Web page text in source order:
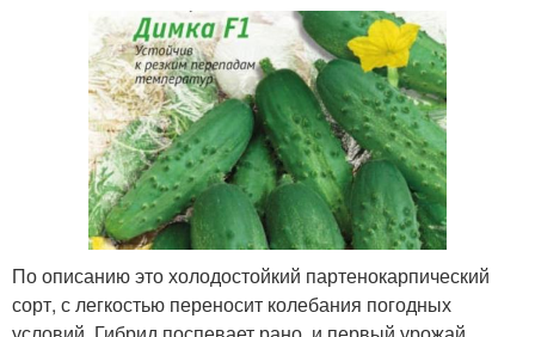
По описанию это холодостойкий партенокарпический
сорт, с легкостью переносит колебания погодных